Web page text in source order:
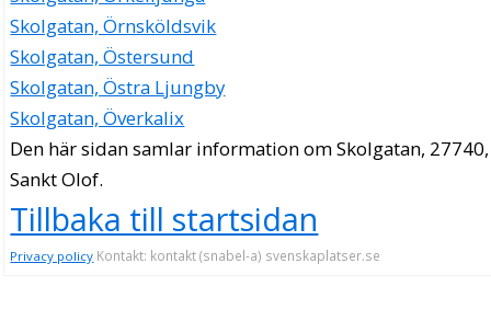
Skolgatan, Örnsköldsvik
Skolgatan, Östersund
Skolgatan, Östra Ljungby
Skolgatan, Överkalix
Den här sidan samlar information om Skolgatan, 27740,
Sankt Olof.
Tillbaka till startsidan
Privacy policy Kontakt: kontakt (snabel-a) svenskaplatser.se